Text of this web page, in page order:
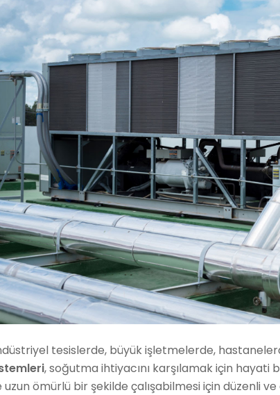
tesislerde, büyük işletmelerde,
, soğutma ihtiyacını karşılamak için
uzun ömürlü bir şekilde çalışabilmesi için düzenli